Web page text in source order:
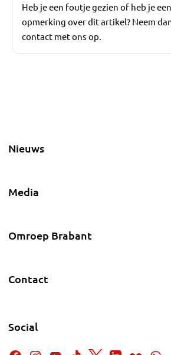
Heb je een foutje gezien of heb je een
opmerking over dit artikel? Neem
contact met ons op.
Nieuws
Media
Omroep Brabant
Contact
Social